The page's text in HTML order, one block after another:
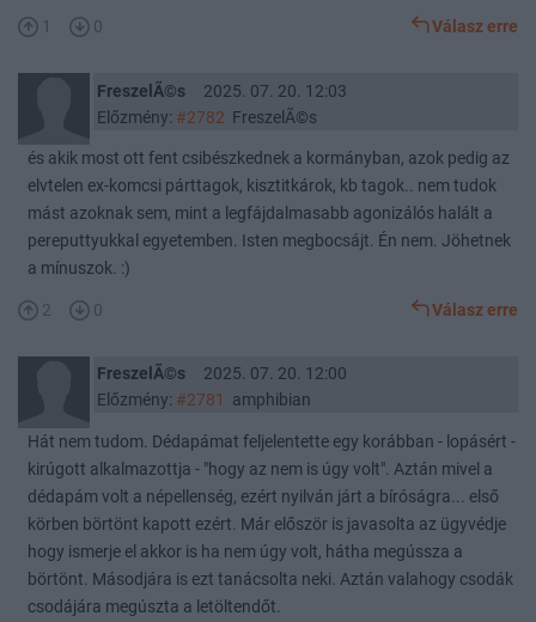
1 0 Válasz erre
FreszelÃ©s
2025. 07. 20. 12:03
Előzmény: #2782 FreszelÃ©s
és akik most ott fent csibészkednek a kormányban, azok pedig az
elvtelen ex-komcsi párttagok, kisztitkárok, kb tagok.. nem tudok
mást azoknak sem, mint a legfájdalmasabb agonizálós halált a
pereputtyukkal egyetemben. Isten megbocsájt. Én nem. Jöhetnek
a mínuszok. :)
2 0 Válasz erre
FreszelÃ©s
2025. 07. 20. 12:00
Előzmény: #2781 amphibian
Hát nem tudom. Dédapámat feljelentette egy korábban - lopásért -
kirúgott alkalmazottja - "hogy az nem is úgy volt". Aztán mivel a
dédapám volt a népellenség, ezért nyilván járt a bíróságra... első
körben börtönt kapott ezért. Már először is javasolta az ügyvédje
hogy ismerje el akkor is ha nem úgy volt, hátha megússza a
börtönt. Másodjára is ezt tanácsolta neki. Aztán valahogy csodák
csodájára megúszta a letöltendőt.